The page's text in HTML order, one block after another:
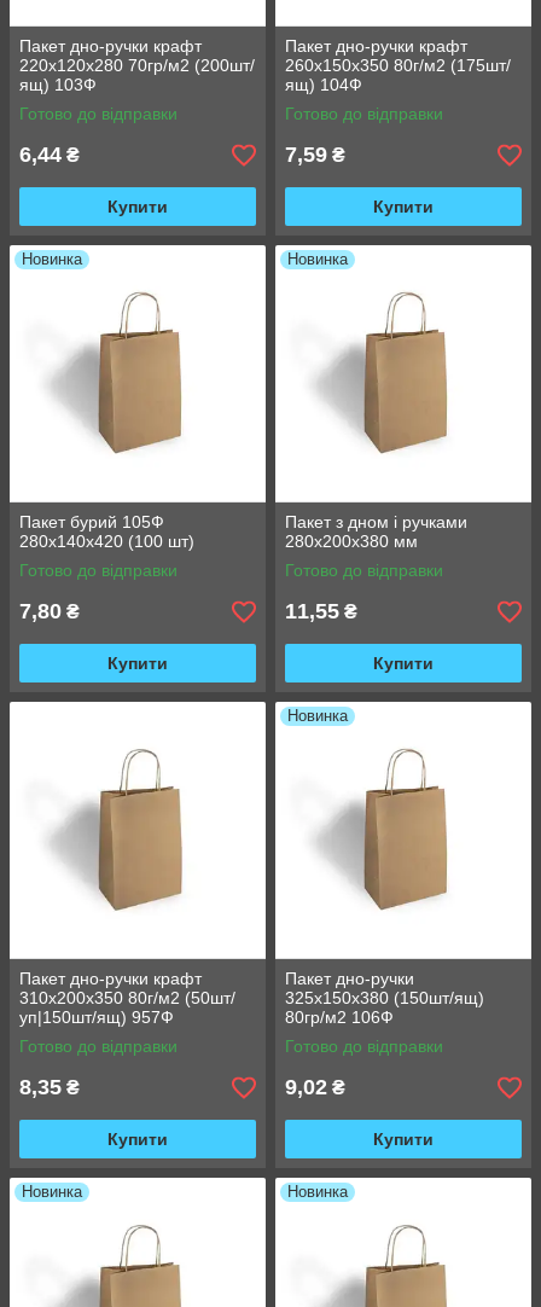
Пакет дно-ручки крафт
220х120х280 70гр/м2 (200шт/
ящ) 103Ф
Готово до відправки
6,44 ₴
Купити
Пакет дно-ручки крафт
260х150х350 80г/м2 (175шт/
ящ) 104Ф
Готово до відправки
7,59 ₴
Купити
Новинка
Пакет бурий 105Ф
280х140х420 (100 шт)
Готово до відправки
7,80 ₴
Купити
Новинка
Пакет з дном і ручками
280х200х380 мм
Готово до відправки
11,55 ₴
Купити
Пакет дно-ручки крафт
310х200х350 80г/м2 (50шт/
уп|150шт/ящ) 957Ф
Готово до відправки
8,35 ₴
Купити
Новинка
Пакет дно-ручки
325х150х380 (150шт/ящ)
80гр/м2 106Ф
Готово до відправки
9,02 ₴
Купити
Новинка Новинка